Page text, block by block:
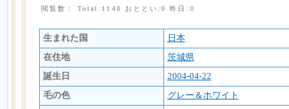
閲覧数： Total:1148 おととい:0 昨日:0
生まれた国
日本
在住地
茨城県
誕生日
2004-04-22
毛の色
グレー＆ホワイト